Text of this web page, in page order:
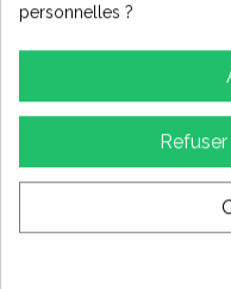
Rallonge (extension)
2,50 €
personnelles ?